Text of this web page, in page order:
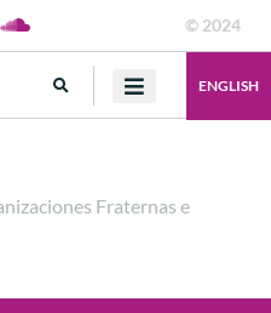
© 2024
ENGLISH
Fraternas e